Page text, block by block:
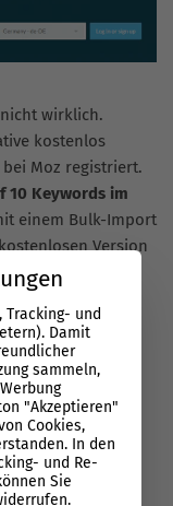
nicht wirklich.
kostenlos
Moz registriert.
10 Keywords im
einem Bulk-Import
Version
werden kann,
Recherche
als absoluter
angegeben.
und Priorität
ein Keyword
und
Damit
sammeln,
"Akzeptieren"
Cookies,
In den
und Re-
Sie